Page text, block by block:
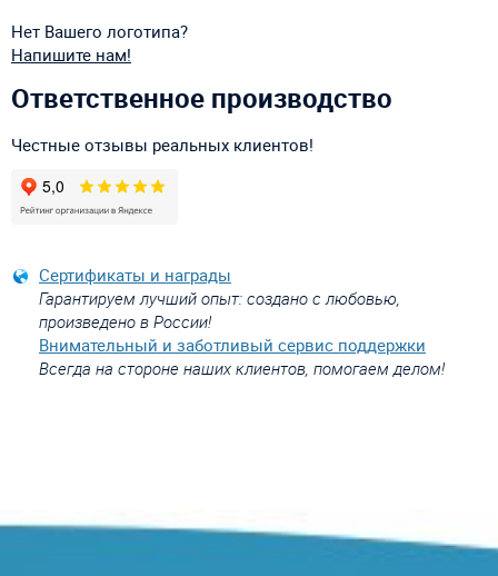
Нет Вашего логотипа?
Напишите нам!
Ответственное производство
Честные отзывы реальных клиентов!
Сертификаты и награды
Гарантируем лучший опыт: создано с любовью,
произведено в России!
Внимательный и заботливый сервис поддержки
Всегда на стороне наших клиентов, помогаем делом!